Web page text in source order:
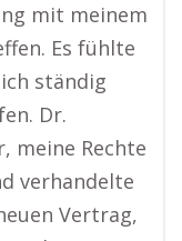
mit meinem
Es fühlte
ständig
Dr.
meine Rechte
verhandelte
Vertrag,